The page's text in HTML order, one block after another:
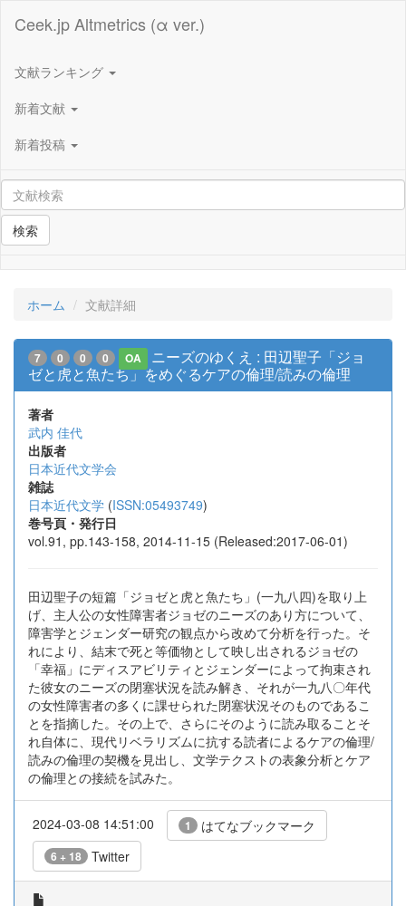
Ceek.jp Altmetrics (α ver.)
文献ランキング
新着文献
新着投稿
検索
ホーム 文献詳細
7 0 0 0 OA
ニーズのゆくえ : 田辺聖子「ジョ
ゼと虎と魚たち」をめぐるケアの倫理/読みの倫理
著者
武内 佳代
出版者
日本近代文学会
雑誌
日本近代文学 (ISSN:05493749)
巻号頁・発行日
vol.91, pp.143-158, 2014-11-15 (Released:2017-06-01)
田辺聖子の短篇「ジョゼと虎と魚たち」(一九八四)を取り上
げ、主人公の女性障害者ジョゼのニーズのあり方について、
障害学とジェンダー研究の観点から改めて分析を行った。そ
れにより、結末で死と等価物として映し出されるジョゼの
「幸福」にディスアビリティとジェンダーによって拘束され
た彼女のニーズの閉塞状況を読み解き、それが一九八〇年代
の女性障害者の多くに課せられた閉塞状況そのものであるこ
とを指摘した。その上で、さらにそのように読み取ることそ
れ自体に、現代リベラリズムに抗する読者によるケアの倫理/
読みの倫理の契機を見出し、文学テクストの表象分析とケア
の倫理との接続を試みた。
2024-03-08 14:51:00 1 はてなブックマーク
6 + 18 Twitter